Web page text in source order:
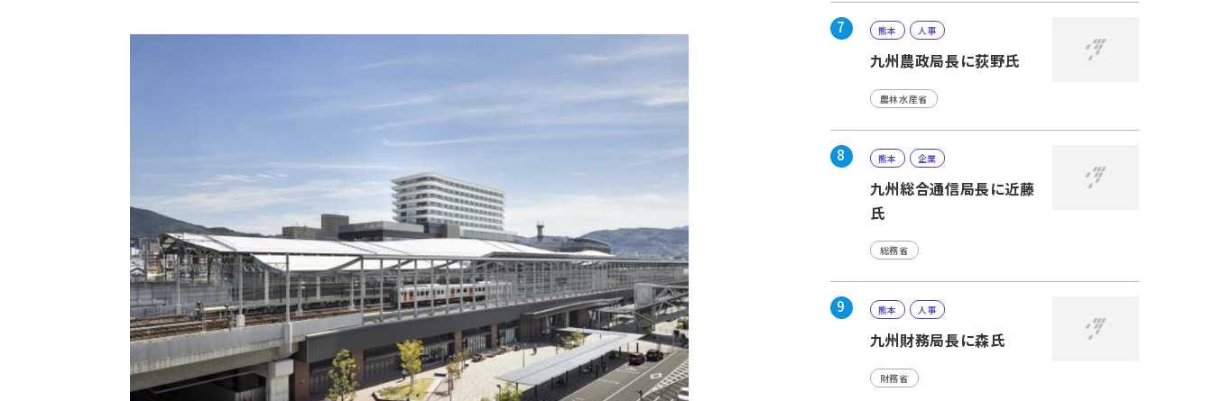
7 熊本 人事
九州農政局長に荻野氏
農林水産省
8 熊本 企業
九州総合通信局長に近藤
氏
総務省
9 熊本 人事
九州財務局長に森氏
財務省